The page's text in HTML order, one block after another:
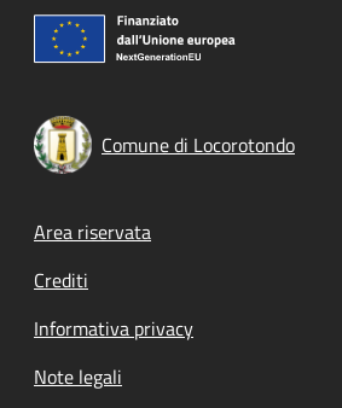
Comune di Locorotondo
Footer menu
Area riservata
Crediti
Informativa privacy
Note legali